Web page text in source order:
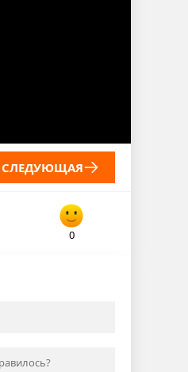
СЛЕДУЮЩАЯ
0